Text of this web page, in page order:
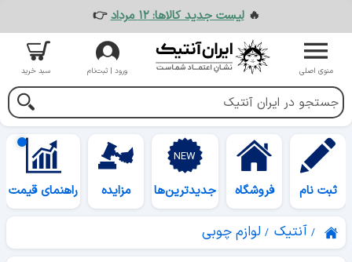
🔥لیست جدید کالاها: ۱۲ مرداد 👉
منوی اصلی ورود | ثبت‌نام سبد خرید
ثبت نام فروشگاه جدیدترین‌ها مزایده راهنمای قیمت
آنتیک لوازم چوبی